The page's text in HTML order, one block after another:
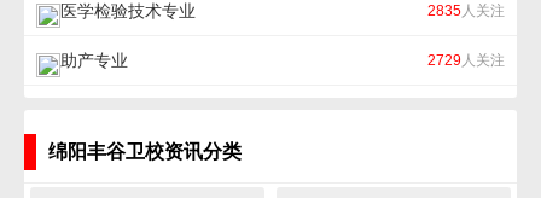
医学检验技术专业 2835人关注
助产专业 2729人关注
绵阳丰谷卫校资讯分类